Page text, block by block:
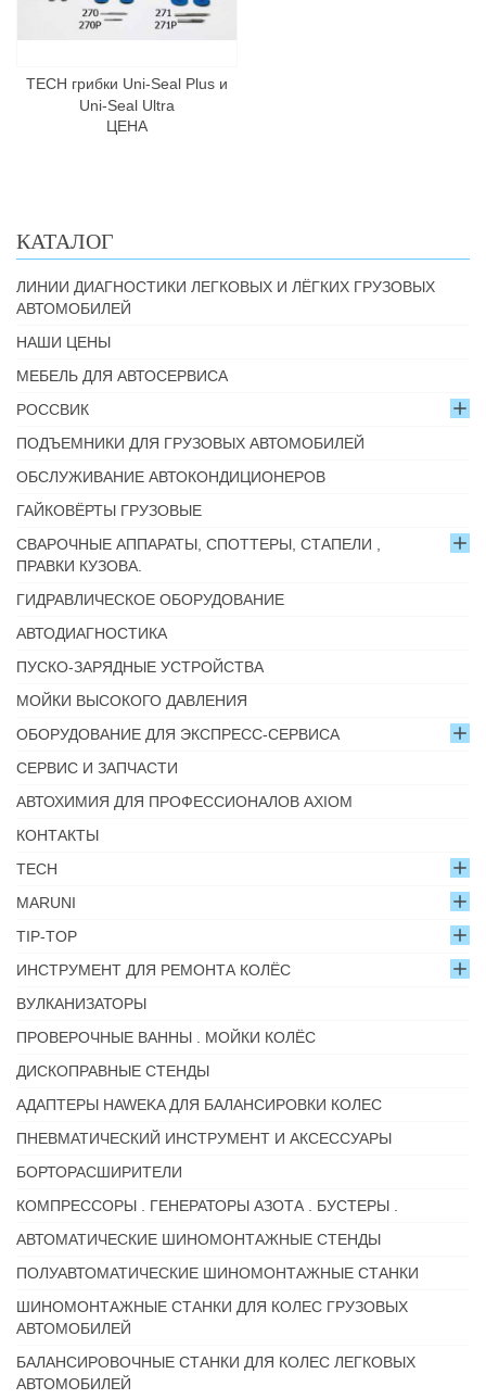
TECH грибки Uni-Seal Plus и
Uni-Seal Ultra
ЦЕНА
КАТАЛОГ
ЛИНИИ ДИАГНОСТИКИ ЛЕГКОВЫХ И ЛЁГКИХ ГРУЗОВЫХ
АВТОМОБИЛЕЙ
НАШИ ЦЕНЫ
МЕБЕЛЬ ДЛЯ АВТОСЕРВИСА
РОССВИК
ПОДЪЕМНИКИ ДЛЯ ГРУЗОВЫХ АВТОМОБИЛЕЙ
ОБСЛУЖИВАНИЕ АВТОКОНДИЦИОНЕРОВ
ГАЙКОВЁРТЫ ГРУЗОВЫЕ
СВАРОЧНЫЕ АППАРАТЫ, СПОТТЕРЫ, СТАПЕЛИ ,
ПРАВКИ КУЗОВА.
ГИДРАВЛИЧЕСКОЕ ОБОРУДОВАНИЕ
АВТОДИАГНОСТИКА
ПУСКО-ЗАРЯДНЫЕ УСТРОЙСТВА
МОЙКИ ВЫСОКОГО ДАВЛЕНИЯ
ОБОРУДОВАНИЕ ДЛЯ ЭКСПРЕСС-СЕРВИСА
СЕРВИС И ЗАПЧАСТИ
АВТОХИМИЯ ДЛЯ ПРОФЕССИОНАЛОВ AXIOM
КОНТАКТЫ
TECH
MARUNI
TIP-TOP
ИНСТРУМЕНТ ДЛЯ РЕМОНТА КОЛЁС
ВУЛКАНИЗАТОРЫ
ПРОВЕРОЧНЫЕ ВАННЫ . МОЙКИ КОЛЁС
ДИСКОПРАВНЫЕ СТЕНДЫ
АДАПТЕРЫ HAWEKA ДЛЯ БАЛАНСИРОВКИ КОЛЕС
ПНЕВМАТИЧЕСКИЙ ИНСТРУМЕНТ И АКСЕССУАРЫ
БОРТОРАСШИРИТЕЛИ
КОМПРЕССОРЫ . ГЕНЕРАТОРЫ АЗОТА . БУСТЕРЫ .
АВТОМАТИЧЕСКИЕ ШИНОМОНТАЖНЫЕ СТЕНДЫ
ПОЛУАВТОМАТИЧЕСКИЕ ШИНОМОНТАЖНЫЕ СТАНКИ
ШИНОМОНТАЖНЫЕ СТАНКИ ДЛЯ КОЛЕС ГРУЗОВЫХ
АВТОМОБИЛЕЙ
БАЛАНСИРОВОЧНЫЕ СТАНКИ ДЛЯ КОЛЕС ЛЕГКОВЫХ
АВТОМОБИЛЕЙ